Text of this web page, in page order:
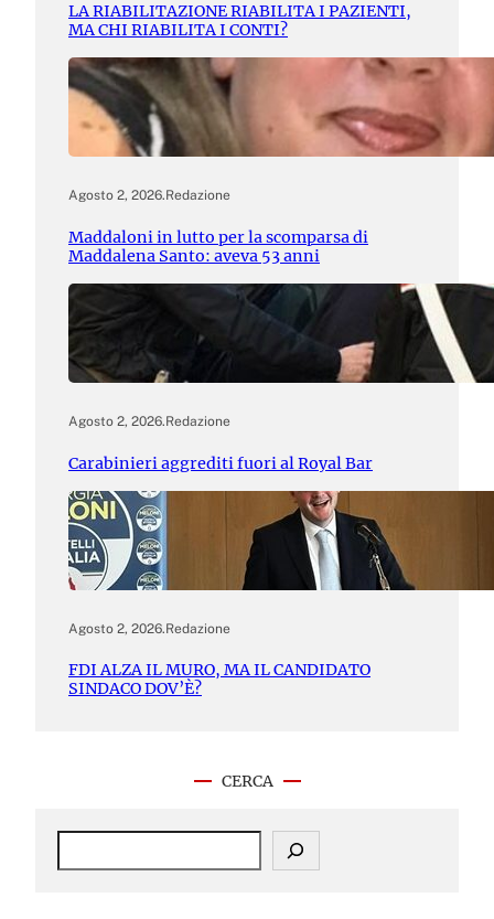
LA RIABILITAZIONE RIABILITA I PAZIENTI,
MA CHI RIABILITA I CONTI?
Agosto 2, 2026.Redazione
Maddaloni in lutto per la scomparsa di
Maddalena Santo: aveva 53 anni
Agosto 2, 2026.Redazione
Carabinieri aggrediti fuori al Royal Bar
Agosto 2, 2026.Redazione
FDI ALZA IL MURO, MA IL CANDIDATO
SINDACO DOV’È?
CERCA